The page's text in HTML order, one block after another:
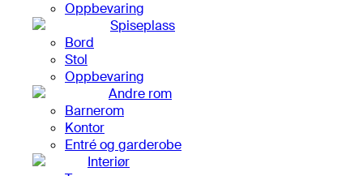
Oppbevaring
Spiseplass
Bord
Stol
Oppbevaring
Andre rom
Barnerom
Kontor
Entré og garderobe
Interiør